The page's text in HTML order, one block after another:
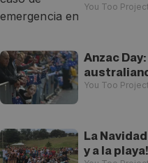
You Too Project
Anzac
You Too Project
La
y a la playa!